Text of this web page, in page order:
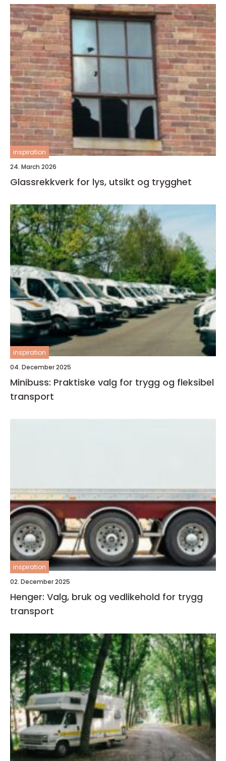
inspiration
24. March 2026
Glassrekkverk for lys, utsikt og trygghet
inspiration
04. December 2025
Minibuss: Praktiske valg for trygg og fleksibel
transport
inspiration
02. December 2025
Henger: Valg, bruk og vedlikehold for trygg
transport